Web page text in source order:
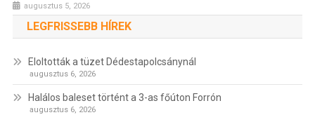
augusztus 5, 2026
LEGFRISSEBB HÍREK
Eloltották a tüzet Dédestapolcsánynál
augusztus 6, 2026
Halálos baleset történt a 3-as főúton Forrón
augusztus 6, 2026